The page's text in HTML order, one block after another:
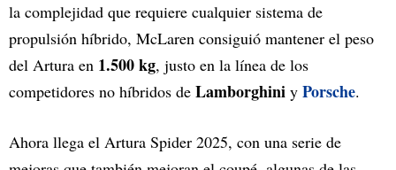
la complejidad que requiere cualquier sistema de
propulsión híbrido, McLaren consiguió mantener el peso
del Artura en 1.500 kg, justo en la línea de los
competidores no híbridos de Lamborghini y Porsche.
Ahora llega el Artura Spider 2025, con una serie de